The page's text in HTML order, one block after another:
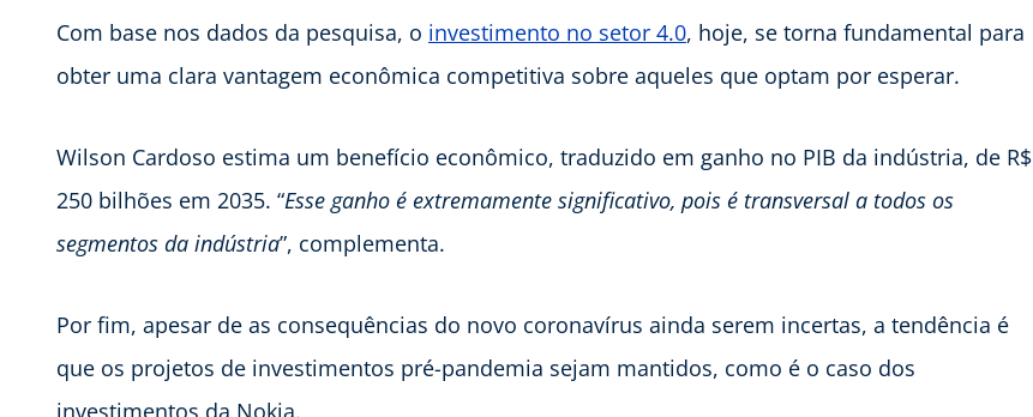
Com base nos dados da pesquisa, o investimento no setor 4.0, hoje, se torna fundamental para
obter uma clara vantagem econômica competitiva sobre aqueles que optam por esperar.
Wilson Cardoso estima um benefício econômico, traduzido em ganho no PIB da indústria, de R$
250 bilhões em 2035. “Esse ganho é extremamente significativo, pois é transversal a todos os
segmentos da indústria”, complementa.
Por fim, apesar de as consequências do novo coronavírus ainda serem incertas, a tendência é
que os projetos de investimentos pré-pandemia sejam mantidos, como é o caso dos
investimentos da Nokia.